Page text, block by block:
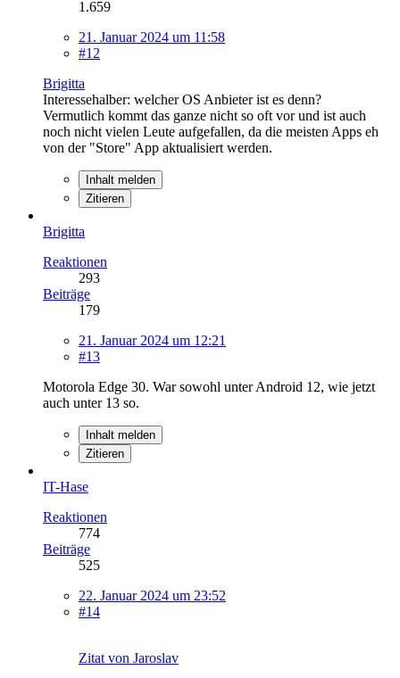
1.659
21. Januar 2024 um 11:58
#12
Brigitta
Interessehalber: welcher OS Anbieter ist es denn?
Vermutlich kommt das ganze nicht so oft vor und ist auch
noch nicht vielen Leute aufgefallen, da die meisten Apps eh
von der "Store" App aktualisiert werden.
Inhalt melden
Zitieren
Brigitta
Reaktionen
293
Beiträge
179
21. Januar 2024 um 12:21
#13
Motorola Edge 30. War sowohl unter Android 12, wie jetzt
auch unter 13 so.
Inhalt melden
Zitieren
IT-Hase
Reaktionen
774
Beiträge
525
22. Januar 2024 um 23:52
#14
Zitat von Jaroslav